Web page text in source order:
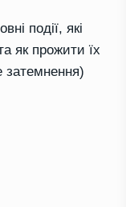
події, які
як прожити їх
затемнення)